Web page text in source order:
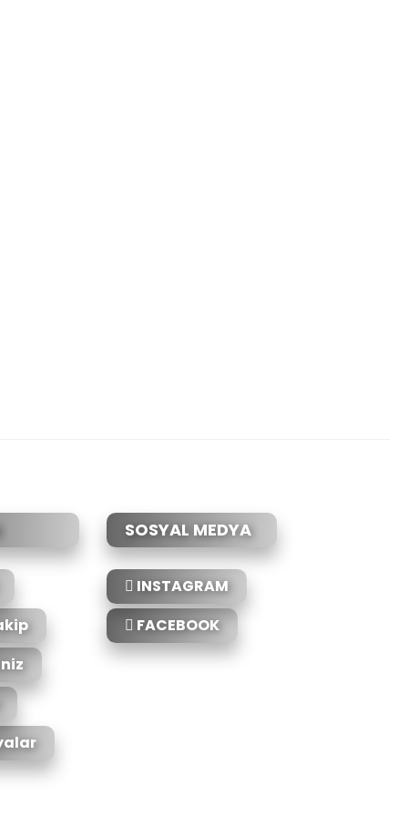
SOSYAL MEDYA
INSTAGRAM
FACEBOOK